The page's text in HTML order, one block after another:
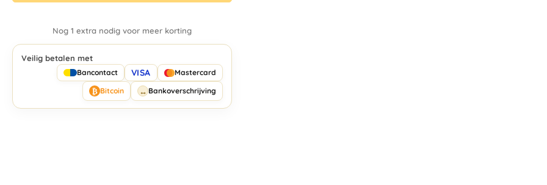
Nog 1 extra nodig voor meer korting
Veilig betalen met
Bancontact VISA Mastercard
₿ Bitcoin ↔ Bankoverschrijving